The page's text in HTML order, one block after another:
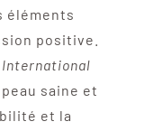
éléments
positive.
International
saine et
et la